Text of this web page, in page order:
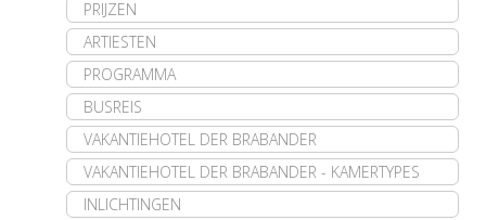
PRIJZEN
ARTIESTEN
PROGRAMMA
BUSREIS
VAKANTIEHOTEL DER BRABANDER
VAKANTIEHOTEL DER BRABANDER - KAMERTYPES
INLICHTINGEN